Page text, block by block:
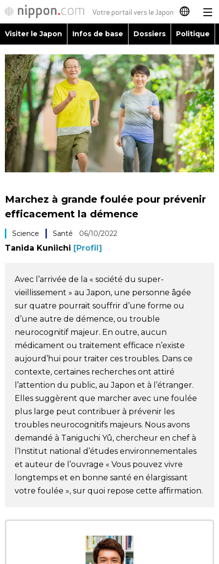
日本語
English
简体字
繁體字
Español
العربية
Visiter le Japon
Infos de base
Dossiers
Économie
Société
Gastronomie
Le japonais
En plus
Données
Séries
Personnages
Chroniques
Images
official SNS
Visiter le Japon Infos de base Dossiers Politique
Marchez à grande foulée pour prévenir
efficacement la démence
Science Santé 06/10/2022
Tanida Kuniichi [Profil]
Avec l’arrivée de la « société du super-
vieillissement » au Japon, une personne âgée
sur quatre pourrait souffrir d’une forme ou
d’une autre de démence, ou trouble
neurocognitif majeur. En outre, aucun
médicament ou traitement efficace n’existe
aujourd’hui pour traiter ces troubles. Dans ce
contexte, certaines recherches ont attiré
l’attention du public, au Japon et à l’étranger.
Elles suggèrent que marcher avec une foulée
plus large peut contribuer à prévenir les
troubles neurocognitifs majeurs. Nous avons
demandé à Taniguchi Yû, chercheur en chef à
l’Institut national d’études environnementales
et auteur de l’ouvrage « Vous pouvez vivre
longtemps et en bonne santé en élargissant
votre foulée », sur quoi repose cette affirmation.